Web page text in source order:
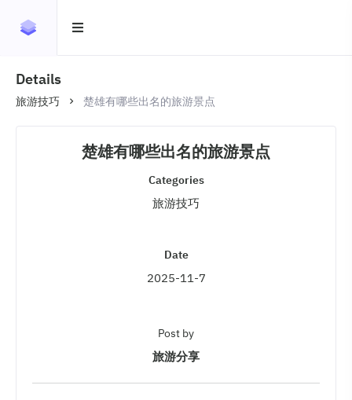
Details
旅游技巧 楚雄有哪些出名的旅游景点
楚雄有哪些出名的旅游景点
Categories
旅游技巧
Date
2025-11-7
Post by
旅游分享